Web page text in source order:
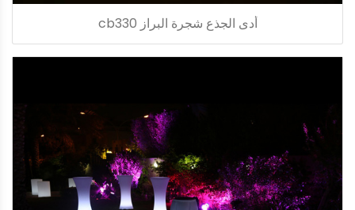
أدى الجذع شجرة البراز cb330